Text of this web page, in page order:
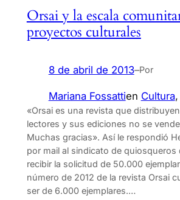
Orsai y la escala
proyectos culturales
8 de abril de 2013–Por
Mariana Fossattien Cultura,
«Orsai es una revista que
lectores y sus ediciones no se
Muchas gracias». Así le respondió
por mail al sindicato de quiosqueros
recibir la solicitud de 50.000
número de 2012 de la revista Orsai
ser de 6.000 ejemplares.…